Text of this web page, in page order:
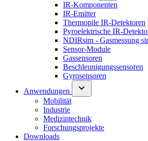
IR-Komponenten
IR-Emitter
Thermopile IR-Detektoren
Pyroelektrische IR-
NDIRsim - Gasmessung
Sensor-Module
Gassensoren
Beschleunigungssensoren
Gyrosensoren
Anwendungen
Mobilität
Industrie
Medizintechnik
Forschungsprojekte
Downloads